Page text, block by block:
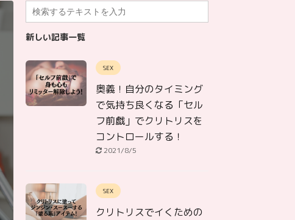
新しい記事一覧
SEX
奥義！自分のタイミング
で気持ち良くなる「セル
フ前戯」でクリトリスを
コントロールする！
2021/8/5
SEX
クリトリスでイくための